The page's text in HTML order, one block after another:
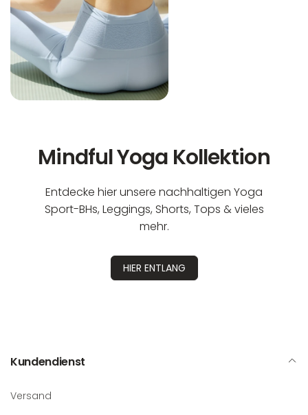
Mindful Yoga Kollektion
Entdecke hier unsere nachhaltigen Yoga
Sport-BHs, Leggings, Shorts, Tops & vieles
mehr.
HIER ENTLANG
Kundendienst
Versand